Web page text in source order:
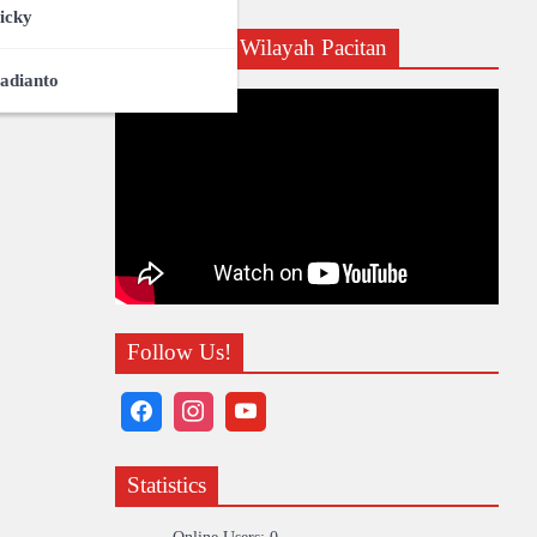
Profil CDK Wilayah Pacitan
Follow Us!
Statistics